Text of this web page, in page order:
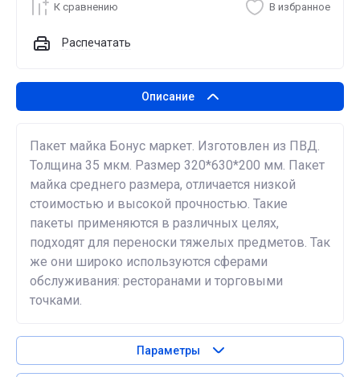
К сравнению В избранное
Распечатать
Описание
Пакет майка Бонус маркет. Изготовлен из ПВД.
Толщина 35 мкм. Размер 320*630*200 мм. Пакет
майка среднего размера, отличается низкой
стоимостью и высокой прочностью. Такие
пакеты применяются в различных целях,
подходят для переноски тяжелых предметов. Так
же они широко используются сферами
обслуживания: ресторанами и торговыми
точками.
Параметры